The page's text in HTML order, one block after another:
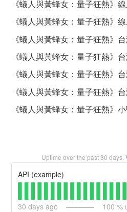
《蟻人與黃蜂女：量子狂熱》
《蟻人與黃蜂女：量子狂熱》
《蟻人與黃蜂女：量子狂熱》
《蟻人與黃蜂女：量子狂熱》
《蟻人與黃蜂女：量子狂熱》
《蟻人與黃蜂女：量子狂熱》
《蟻人與黃蜂女：量子狂熱》
Uptime over the past30 days.
API (example)
30 days ago 100 %